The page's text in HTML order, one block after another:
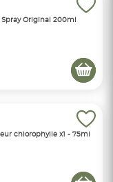
Original 200ml
chlorophylle x1 - 75ml